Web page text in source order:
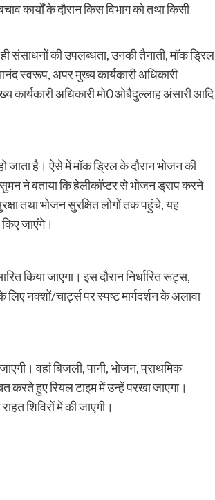
कार्यों के दौरान किस विभाग को तथा किसी
संसाधनों की उपलब्धता, उनकी तैनाती, मॉक ड्रिल
स्वरूप, अपर मुख्य कार्यकारी अधिकारी
अधिकारी मो0 ओबैदुल्लाह अंसारी आदि
जाता है। ऐसे में मॉक ड्रिल के दौरान भोजन की
ने बताया कि हेलीकॉप्टर से भोजन ड्राप करने
तथा भोजन सुरक्षित लोगों तक पहुंचे, यह
जाएंगे।
किया जाएगा। इस दौरान निर्धारित रूट्स,
लिए नक्शों/चार्ट्स पर स्पष्ट मार्गदर्शन के अलावा
वहां बिजली, पानी, भोजन, प्राथमिक
करते हुए रियल टाइम में उन्हें परखा जाएगा।
शिविरों में की जाएगी।